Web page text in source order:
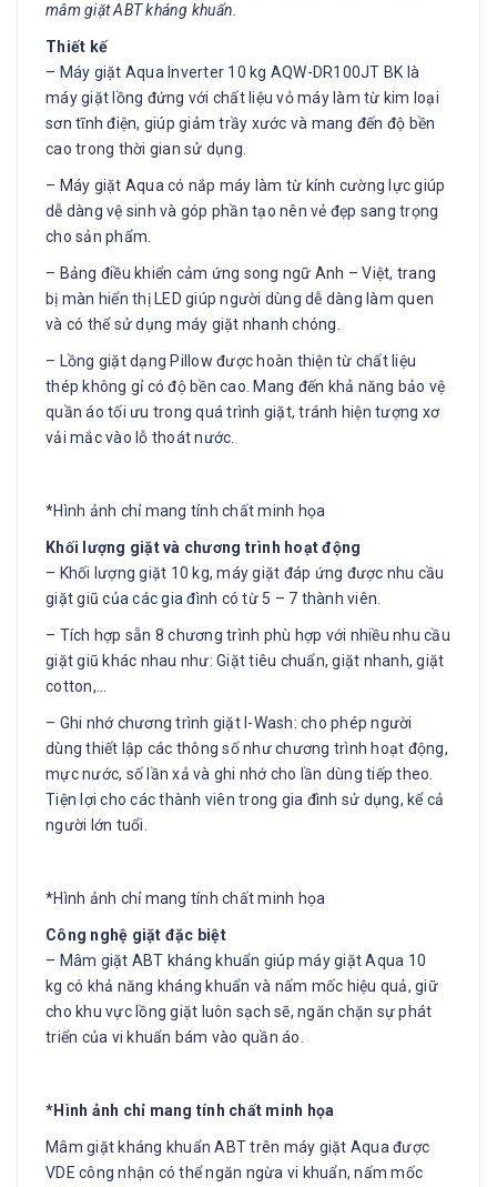
mâm giặt ABT kháng khuẩn.
Thiết kế
– Máy giặt Aqua Inverter 10 kg AQW-DR100JT BK là
máy giặt lồng đứng với chất liệu vỏ máy làm từ kim loại
sơn tĩnh điện, giúp giảm trầy xước và mang đến độ bền
cao trong thời gian sử dụng.
– Máy giặt Aqua có nắp máy làm từ kính cường lực giúp
dễ dàng vệ sinh và góp phần tạo nên vẻ đẹp sang trọng
cho sản phẩm.
– Bảng điều khiển cảm ứng song ngữ Anh – Việt, trang
bị màn hiển thị LED giúp người dùng dễ dàng làm quen
và có thể sử dụng máy giặt nhanh chóng.
– Lồng giặt dạng Pillow được hoàn thiện từ chất liệu
thép không gỉ có độ bền cao. Mang đến khả năng bảo vệ
quần áo tối ưu trong quá trình giặt, tránh hiện tượng xơ
vải mắc vào lỗ thoát nước.
*Hình ảnh chỉ mang tính chất minh họa
Khối lượng giặt và chương trình hoạt động
– Khối lượng giặt 10 kg, máy giặt đáp ứng được nhu cầu
giặt giũ của các gia đình có từ 5 – 7 thành viên.
– Tích hợp sẵn 8 chương trình phù hợp với nhiều nhu cầu
giặt giũ khác nhau như: Giặt tiêu chuẩn, giặt nhanh, giặt
cotton,…
– Ghi nhớ chương trình giặt I-Wash: cho phép người
dùng thiết lập các thông số như chương trình hoạt động,
mực nước, số lần xả và ghi nhớ cho lần dùng tiếp theo.
Tiện lợi cho các thành viên trong gia đình sử dụng, kể cả
người lớn tuổi.
*Hình ảnh chỉ mang tính chất minh họa
Công nghệ giặt đặc biệt
– Mâm giặt ABT kháng khuẩn giúp máy giặt Aqua 10
kg có khả năng kháng khuẩn và nấm mốc hiệu quả, giữ
cho khu vực lồng giặt luôn sạch sẽ, ngăn chặn sự phát
triển của vi khuẩn bám vào quần áo.
*Hình ảnh chỉ mang tính chất minh họa
Mâm giặt kháng khuẩn ABT trên máy giặt Aqua được
VDE công nhận có thể ngăn ngừa vi khuẩn, nấm mốc